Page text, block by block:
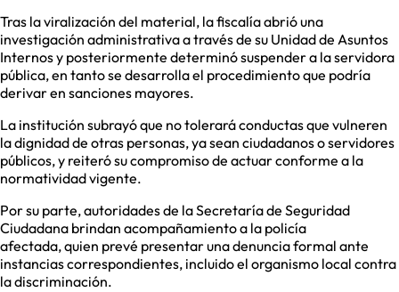
Tras la viralización del material, la fiscalía abrió una
investigación administrativa a través de su Unidad de Asuntos
Internos y posteriormente determinó suspender a la servidora
pública, en tanto se desarrolla el procedimiento que podría
derivar en sanciones mayores.
La institución subrayó que no tolerará conductas que vulneren
la dignidad de otras personas, ya sean ciudadanos o servidores
públicos, y reiteró su compromiso de actuar conforme a la
normatividad vigente.
Por su parte, autoridades de la Secretaría de Seguridad
Ciudadana brindan acompañamiento a la policía
afectada, quien prevé presentar una denuncia formal ante
instancias correspondientes, incluido el organismo local contra
la discriminación.